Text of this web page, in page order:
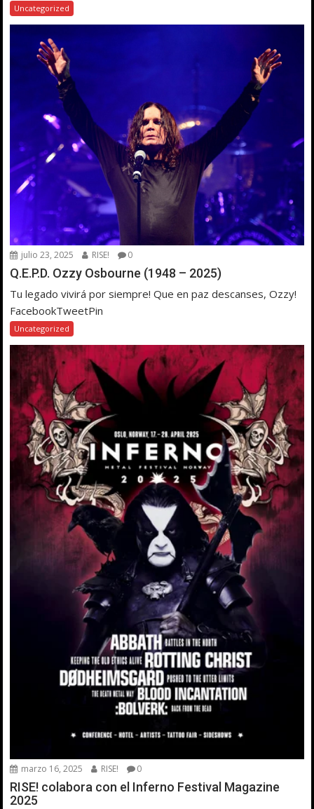
Uncategorized
julio 23, 2025 RISE! 0
Q.E.P.D. Ozzy Osbourne (1948 – 2025)
Tu legado vivirá por siempre! Que en paz descanses, Ozzy!
FacebookTweetPin
Uncategorized
marzo 16, 2025 RISE! 0
RISE! colabora con el Inferno Festival Magazine
2025